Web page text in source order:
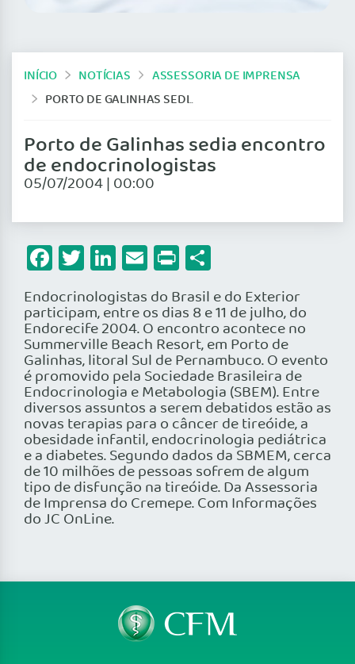
INÍCIO NOTÍCIAS
ASSESSORIA DE IMPRENSA
PORTO DE GALINHAS SEDIA ENCONTRO DE ENDOCRINOLOGISTAS
Porto de Galinhas sedia encontro
de endocrinologistas
05/07/2004 | 00:00
Facebook
Twitter
LinkedIn
Email
Print
Endocrinologistas do Brasil e do Exterior
participam, entre os dias 8 e 11 de julho, do
Endorecife 2004. O encontro acontece no
Summerville Beach Resort, em Porto de
Galinhas, litoral Sul de Pernambuco. O evento
é promovido pela Sociedade Brasileira de
Endocrinologia e Metabologia (SBEM). Entre
diversos assuntos a serem debatidos estão as
novas terapias para o câncer de tireóide, a
obesidade infantil, endocrinologia pediátrica
e a diabetes. Segundo dados da SBMEM, cerca
de 10 milhões de pessoas sofrem de algum
tipo de disfunção na tireóide. Da Assessoria
de Imprensa do Cremepe. Com Informações
do JC OnLine.